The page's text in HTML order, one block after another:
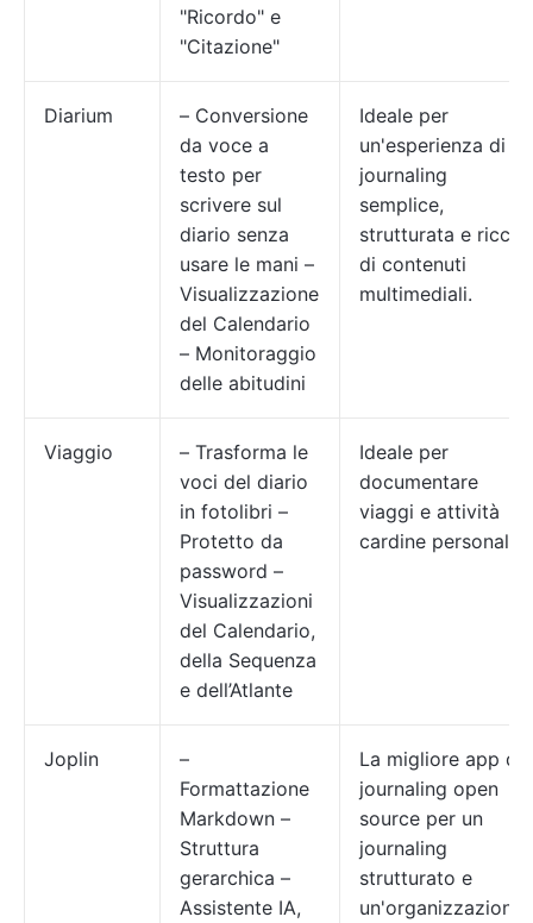
"Ricordo" e
"Citazione"
Diarium
– Conversione
da voce a
testo per
scrivere sul
diario senza
usare le mani –
Visualizzazione
del Calendario
– Monitoraggio
delle abitudini
Ideale per
un'esperienza di
journaling
semplice,
strutturata e ricca
di contenuti
multimediali.
Viaggio
– Trasforma le
voci del diario
in fotolibri –
Protetto da
password –
Visualizzazioni
del Calendario,
della Sequenza
e dell’Atlante
Ideale per
documentare
viaggi e attività
cardine personali
Joplin
–
Formattazione
Markdown –
Struttura
gerarchica –
Assistente IA,
La migliore app di
journaling open
source per un
journaling
strutturato e
un'organizzazione